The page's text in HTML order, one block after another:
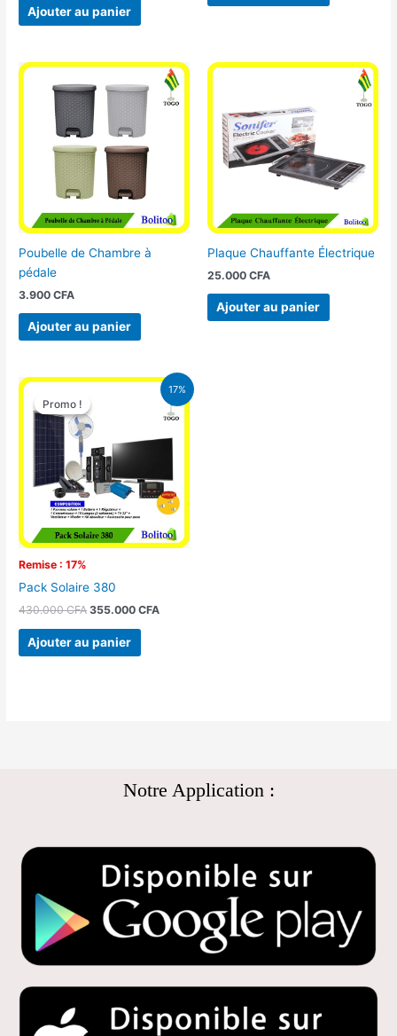
Ajouter au panier
Poubelle de Chambre à
pédale
3.900CFA
Ajouter au panier
Plaque Chauffante Électrique
25.000 CFA
Ajouter au panier
17%
Promo !
Remise : 17%
Promo !
Pack Solaire 380
430.000CFA
Le
initial
était :
430.000 CFA.
355.000CFA
Le
prix
actuel
355.000 CFA.
Ajouter au panier
Notre Application :